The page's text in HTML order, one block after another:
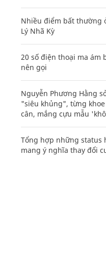
Nhiều điểm bất thường
Lý Nhã Kỳ
20 số điện thoại ma ám
nên gọi
Nguyễn Phương Hằng
"siêu khủng", từng
cân, mắng cựu mẫu
Tổng hợp những status
mang ý nghĩa thay đổi